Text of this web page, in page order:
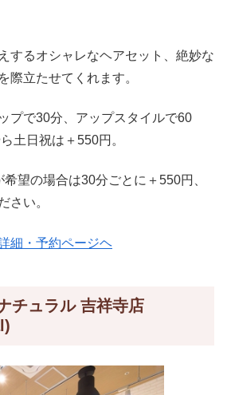
するオシャレなヘアセット、絶妙な
際立たせてくれます。
プで30分、アップスタイルで60
土日祝は＋550円。
望の場合は30分ごとに＋550円、
さい。
細・予約ページヘ
チュラル 吉祥寺店